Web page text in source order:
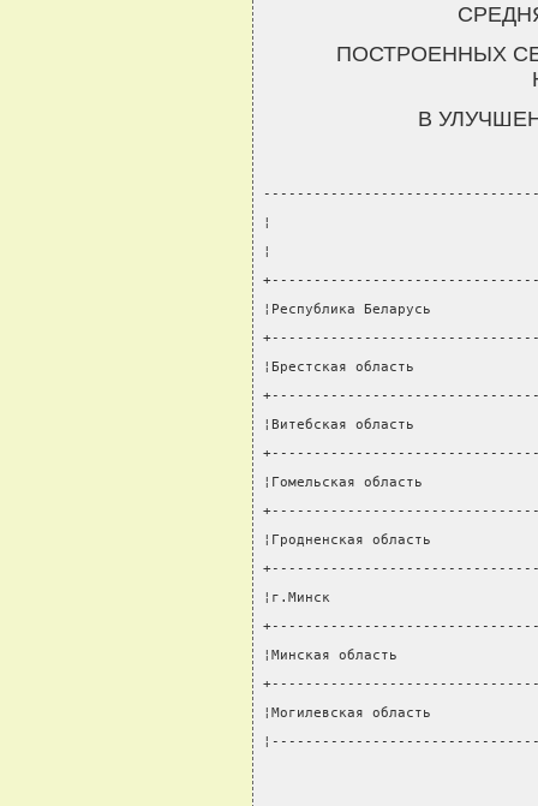
ПОСТРОЕННЫХ
В
¦
¦
¦Республика Беларусь
¦Брестская область
¦Витебская область
¦Гомельская область
¦Гродненская область
¦г.Минск
¦Минская область
¦Могилевская область